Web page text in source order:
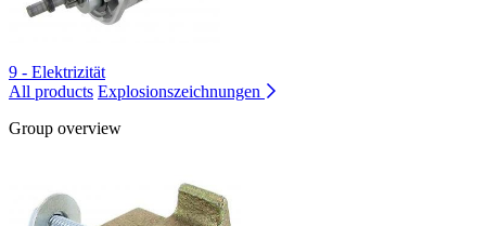
9 - Elektrizität
All products Explosionszeichnungen
Group overview